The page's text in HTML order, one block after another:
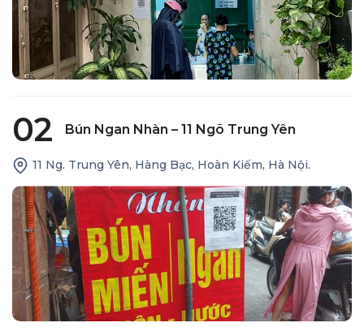
02 Bún Ngan Nhàn – 11 Ngõ Trung Yên
11 Ng. Trung Yên, Hàng Bạc, Hoàn Kiếm, Hà Nội.